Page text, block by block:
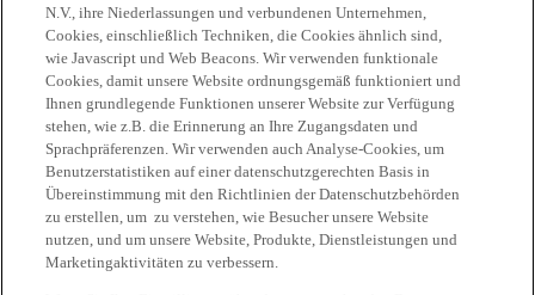
N.V., ihre Niederlassungen und verbundenen Unternehmen,
Cookies, einschließlich Techniken, die Cookies ähnlich sind,
wie Javascript und Web Beacons. Wir verwenden funktionale
Cookies, damit unsere Website ordnungsgemäß funktioniert und
Ihnen grundlegende Funktionen unserer Website zur Verfügung
stehen, wie z.B. die Erinnerung an Ihre Zugangsdaten und
Sprachpräferenzen. Wir verwenden auch Analyse-Cookies, um
Benutzerstatistiken auf einer datenschutzgerechten Basis in
Übereinstimmung mit den Richtlinien der Datenschutzbehörden
zu erstellen, um zu verstehen, wie Besucher unsere Website
nutzen, und um unsere Website, Produkte, Dienstleistungen und
Marketingaktivitäten zu verbessern.